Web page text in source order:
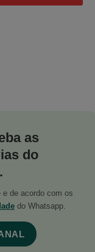
as
do
de acordo com os
do Whatsapp.